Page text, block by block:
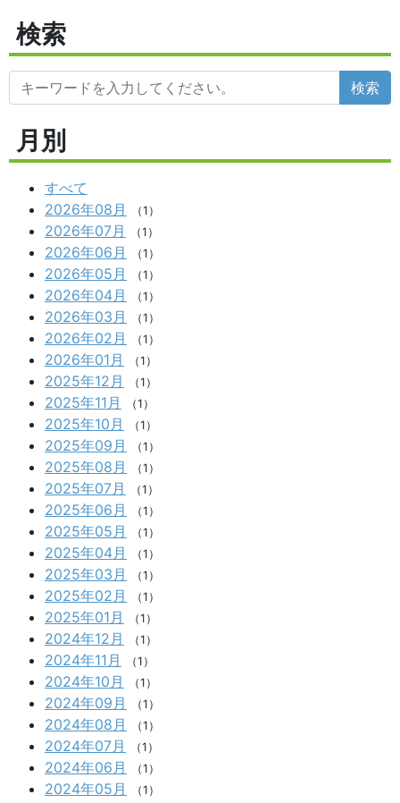
検索
検索
月別
すべて
2026年08月
（1）
2026年07月 （1）
2026年06月 （1）
2026年05月 （1）
2026年04月 （1）
2026年03月 （1）
2026年02月 （1）
2026年01月 （1）
2025年12月 （1）
2025年11月 （1）
2025年10月 （1）
2025年09月 （1）
2025年08月 （1）
2025年07月 （1）
2025年06月 （1）
2025年05月 （1）
2025年04月 （1）
2025年03月 （1）
2025年02月 （1）
2025年01月 （1）
2024年12月 （1）
2024年11月 （1）
2024年10月 （1）
2024年09月 （1）
2024年08月 （1）
2024年07月 （1）
2024年06月 （1）
2024年05月 （1）